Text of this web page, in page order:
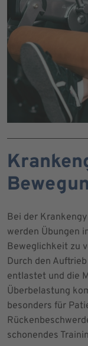
Bei der
werden Übungen
Beweglichkeit zu
Durch den
entlastet und die
Überbelastung
besonders für
schonendes